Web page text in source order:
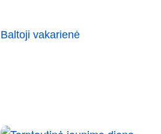
Baltoji vakarienė